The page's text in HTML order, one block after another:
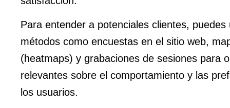
Para entender a potenciales clientes, puedes
métodos como encuestas en el sitio web,
(heatmaps) y grabaciones de sesiones para
relevantes sobre el comportamiento y las
los usuarios.